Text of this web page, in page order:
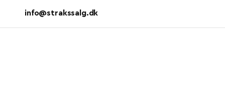
info@strakssalg.dk